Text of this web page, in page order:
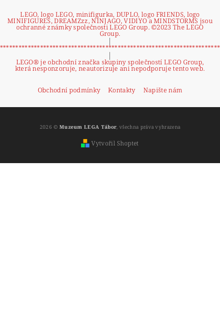
LEGO, logo LEGO, minifigurka, DUPLO, logo FRIENDS, logo
MINIFIGURES, DREAMZzz, NINJAGO, VIDIYO a MINDSTORMS jsou
ochranné známky společnosti LEGO Group. ©2023 The LEGO
Group.
|
|
LEGO® je obchodní značka skupiny společností LEGO Group,
která nesponzoruje, neautorizuje ani nepodporuje tento web.
Obchodní podmínky Kontakty Napište nám
2026 © Muzeum LEGA Tábor , všechna práva vyhrazena
Vytvořil Shoptet